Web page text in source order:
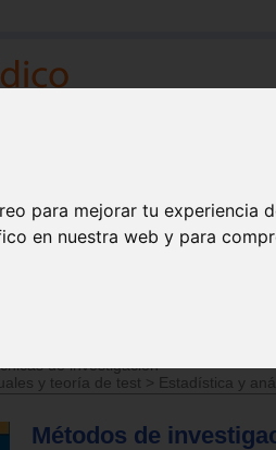
para mejorar tu
en nuestra web y para
de investigación
y teoría de test > Estadística y
Métodos de